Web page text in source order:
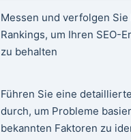
Messen und verfolgen
Rankings, um Ihren SEO-
zu behalten
Führen Sie eine
durch, um Probleme
bekannten Faktoren zu